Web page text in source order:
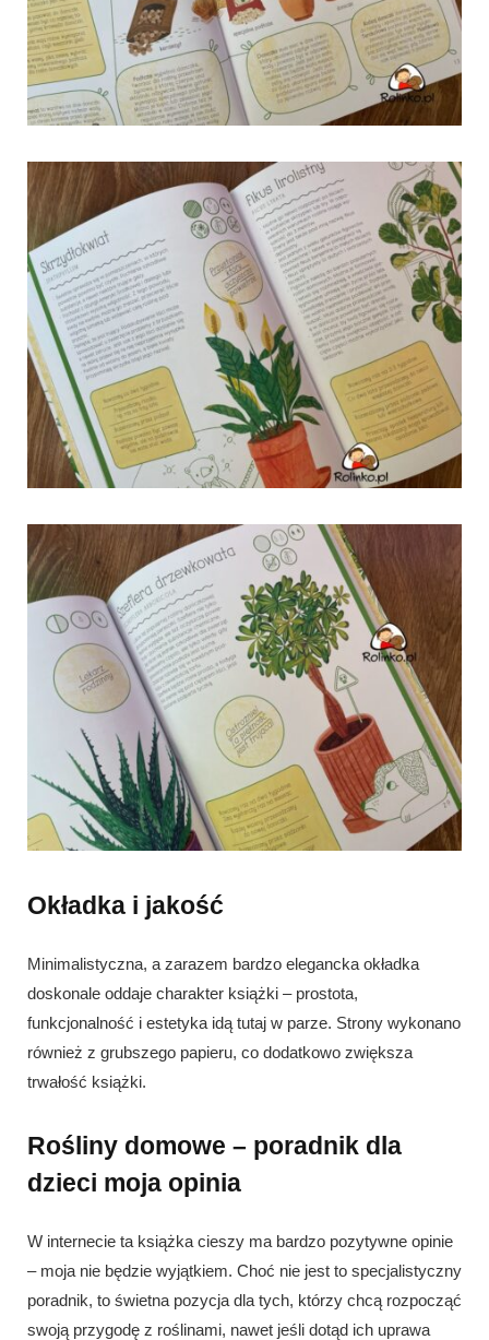
Okładka i jakość
Minimalistyczna, a zarazem bardzo elegancka okładka
doskonale oddaje charakter książki – prostota,
funkcjonalność i estetyka idą tutaj w parze. Strony wykonano
również z grubszego papieru, co dodatkowo zwiększa
trwałość książki.
Rośliny domowe – poradnik dla
dzieci moja opinia
W internecie ta książka cieszy ma bardzo pozytywne opinie
– moja nie będzie wyjątkiem. Choć nie jest to specjalistyczny
poradnik, to świetna pozycja dla tych, którzy chcą rozpocząć
swoją przygodę z roślinami, nawet jeśli dotąd ich uprawa